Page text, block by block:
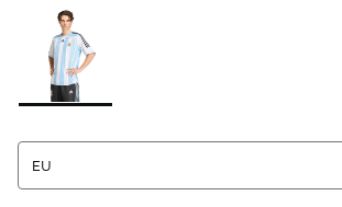
Seite 1 von 1 zeigt die Farben 1 bis 1 von
Bitte wählen Sie einen Stil aus